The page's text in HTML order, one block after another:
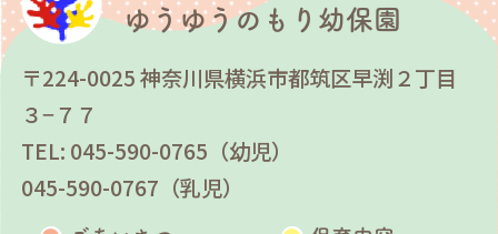
ゆうゆうのもり幼保園
〒224-0025 神奈川県横浜市都筑区早渕２丁目
３−７７
TEL: 045-590-0765（幼児）
045-590-0767（乳児）